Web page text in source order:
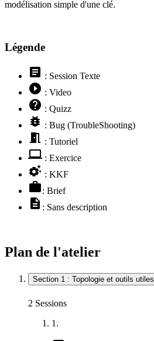
modélisation simple d'une clé.
Légende
article : Session Texte
play_circle_filled : Video
help : Quizz
bug_report : Bug (TroubleShooting)
meeting_room : Tutoriel
computer : Exercice
settings_suggest : KKF
work: Brief
description : Sans description
Plan de l'atelier
Section 1 : Topologie et outils utiles
2 Sessions
1.